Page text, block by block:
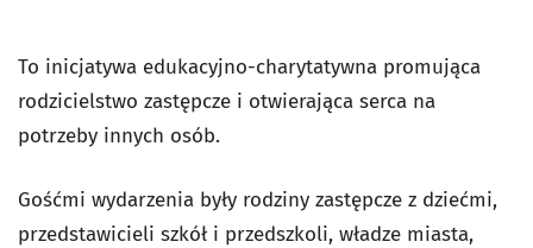
To inicjatywa edukacyjno-charytatywna promująca
rodzicielstwo zastępcze i otwierająca serca na
potrzeby innych osób.
Gośćmi wydarzenia były rodziny zastępcze z dziećmi,
przedstawicieli szkół i przedszkoli, władze miasta,